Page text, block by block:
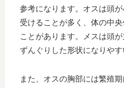
参考になります。オスは頭
受けることが多く、体の中
ことがあります。メスは頭
ずんぐりした形状になりやす
また、オスの胸部には繁殖